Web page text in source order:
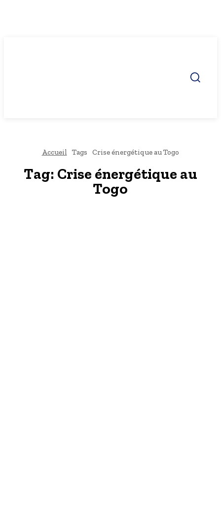
Accueil Tags Crise énergétique au Togo
Tag: Crise énergétique au
Togo